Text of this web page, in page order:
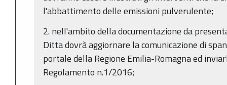
l'abbattimento delle emissioni pulverulente;
2. nell'ambito della documentazione da
Ditta dovrà aggiornare la comunicazione di
portale della Regione Emilia-Romagna ed
Regolamento n.1/2016;